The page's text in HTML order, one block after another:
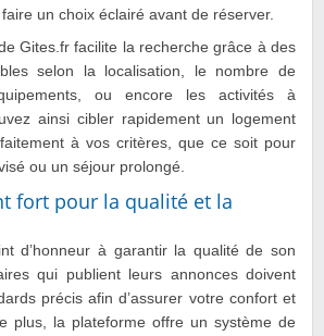
un choix éclairé avant de réserver.
Gites.fr facilite la recherche grâce à des
selon la localisation, le nombre de
ou encore les activités à
ainsi cibler rapidement un logement
à vos critères, que ce soit pour
ou un séjour prolongé.
fort pour la qualité et la
d’honneur à garantir la qualité de son
qui publient leurs annonces doivent
précis afin d’assurer votre confort et
plus, la plateforme offre un système de